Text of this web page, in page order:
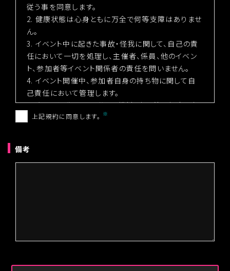
従う事を同意します。
2. 健康状態は心身ともに万全で何等支障はありませ
ん。
3. イベント中に起きた事故・怪我に関して、自己の責
任において一切を処理し、主催者、係員、他のイベン
ト、参加者等イベント関係者の責任を問いません。
4. イベント開催中、参加者自身の持ち物に関して自
己責任において管理します。
5. 自己の過失により、施設、機材、車両等に損害を与
えた場合は、その金額を弁償します。
ー、主催者等に参加者の名前および写真、動画等を
上記規約に同意します。
備考